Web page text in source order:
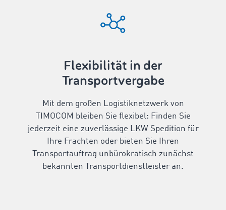
Flexibilität in der
Transportvergabe
Mit dem großen Logistiknetzwerk von
TIMOCOM bleiben Sie flexibel: Finden Sie
jederzeit eine zuverlässige LKW Spedition für
Ihre Frachten oder bieten Sie Ihren
Transportauftrag unbürokratisch zunächst
bekannten Transportdienstleister an.